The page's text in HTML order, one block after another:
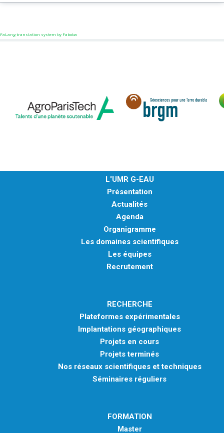
NOTES THÉMATIQUES
FaLang translation system by Faboba
L'UMR G-EAU
Présentation
Actualités
Agenda
Organigramme
Les domaines scientifiques
Les équipes
Recrutement
RECHERCHE
Plateformes expérimentales
Implantations géographiques
Projets en cours
Projets terminés
Nos réseaux scientifiques et techniques
Séminaires réguliers
FORMATION
Master